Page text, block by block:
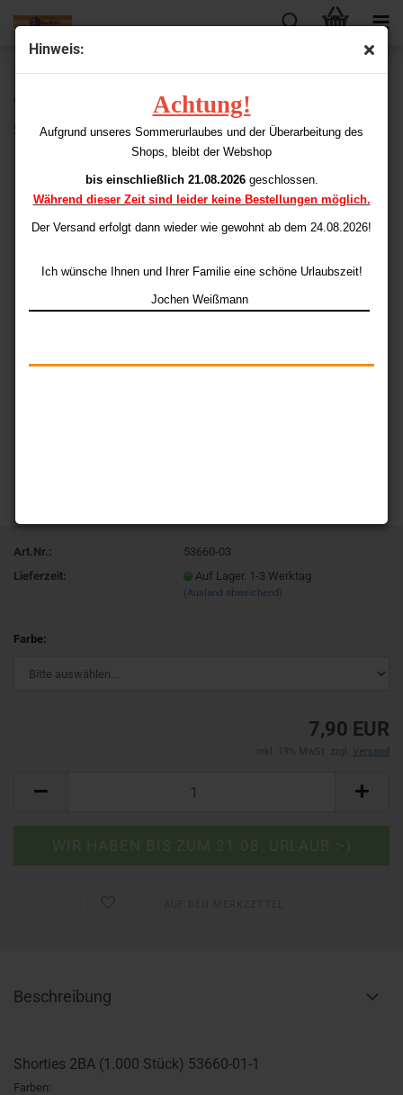
Hinweis:
Achtung!
Aufgrund unseres Sommerurlaubes und der Überarbeitung des
Shops, bleibt der Webshop
bis einschließlich 21.08.2026geschlossen.
Während dieser Zeit sind leider keine Bestellungen möglich.
Der Versand erfolgt dann wieder wie gewohnt ab dem 24.08.2026!
Ich wünsche Ihnen und Ihrer Familie eine schöne Urlaubszeit!
Jochen Weißmann
« Erster « zurück weiter »
Letzter »
43
Artikel in dieser Kategorie
Shorties 2BA (1.000 Stück)
Art.Nr.:
53660-03
Lieferzeit:
Auf Lager. 1-3 Werktag
(Ausland abweichend)
Farbe:
7,90 EUR
Versand
Beschreibung
Shorties 2BA (1.000 Stück) 53660-01-1
Farben: